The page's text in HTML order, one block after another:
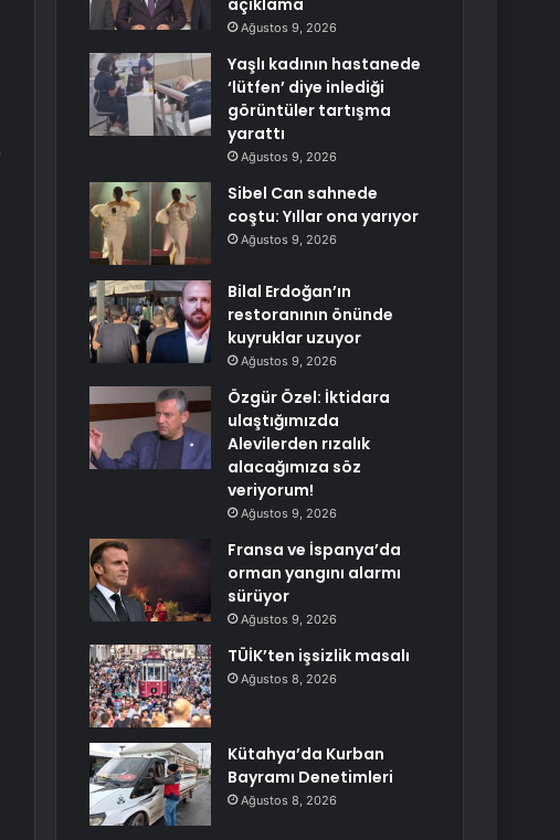
açıklama
Ağustos 9, 2026
Yaşlı kadının hastanede
‘lütfen’ diye inlediği
görüntüler tartışma
yarattı
Ağustos 9, 2026
Sibel Can sahnede
coştu: Yıllar ona yarıyor
Ağustos 9, 2026
Bilal Erdoğan’ın
restoranının önünde
kuyruklar uzuyor
Ağustos 9, 2026
Özgür Özel: İktidara
ulaştığımızda
Alevilerden rızalık
alacağımıza söz
veriyorum!
Ağustos 9, 2026
Fransa ve İspanya’da
orman yangını alarmı
sürüyor
Ağustos 9, 2026
TÜİK’ten işsizlik masalı
Ağustos 8, 2026
Kütahya’da Kurban
Bayramı Denetimleri
Ağustos 8, 2026